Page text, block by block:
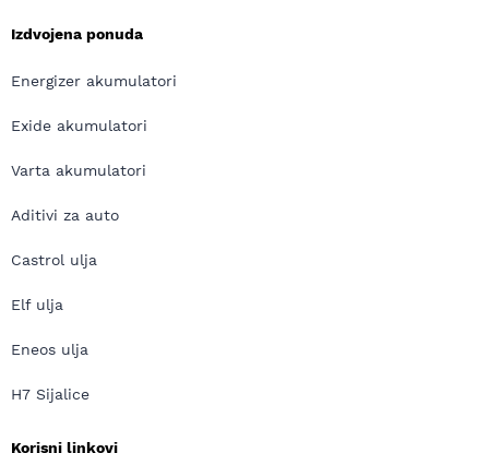
Izdvojena ponuda
Energizer akumulatori
Exide akumulatori
Varta akumulatori
Aditivi za auto
Castrol ulja
Elf ulja
Eneos ulja
H7 Sijalice
Korisni linkovi